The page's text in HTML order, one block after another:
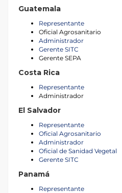
Guatemala
Representante
Oficial Agrosanitario
Administrador
Gerente SITC
Gerente SEPA
Costa Rica
Representante
Administrador
El Salvador
Representante
Oficial Agrosanitario
Administrador
Oficial de Sanidad Vegetal
Gerente SITC
Panamá
Representante